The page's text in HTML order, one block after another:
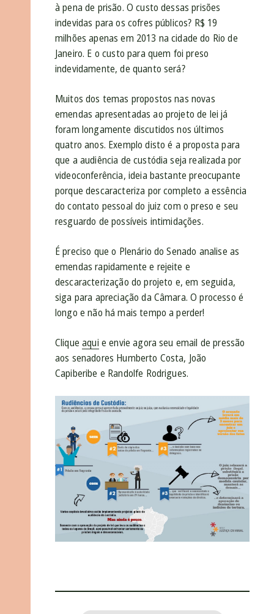
à pena de prisão. O custo dessas prisões
indevidas para os cofres públicos? R$ 19
milhões apenas em 2013 na cidade do Rio de
Janeiro. E o custo para quem foi preso
indevidamente, de quanto será?
Muitos dos temas propostos nas novas
emendas apresentadas ao projeto de lei já
foram longamente discutidos nos últimos
quatro anos. Exemplo disto é a proposta para
que a audiência de custódia seja realizada por
videoconferência, ideia bastante preocupante
porque descaracteriza por completo a essência
do contato pessoal do juiz com o preso e seu
resguardo de possíveis intimidações.
É preciso que o Plenário do Senado analise as
emendas rapidamente e rejeite e
descaracterização do projeto e, em seguida,
siga para apreciação da Câmara. O processo é
longo e não há mais tempo a perder!
Cliqueaqui e envie agora seu email de pressão
aos senadores Humberto Costa, João
Capiberibe e Randolfe Rodrigues.